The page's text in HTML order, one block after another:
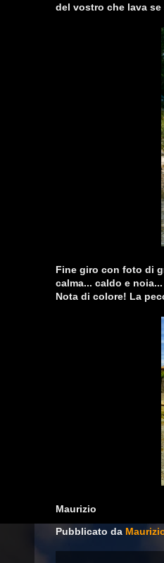
del vostro che lava
Fine giro con foto di
calma... caldo e noia...
Nota di colore! La
Maurizio
Pubblicato da